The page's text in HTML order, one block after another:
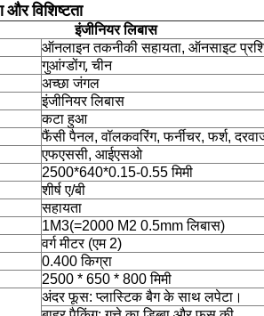
और विशिष्टता
इंजीनियर लिबास
ऑनलाइन तकनीकी सहायता, ऑनसाइट
गुआंग्डोंग, चीन
अच्छा जंगल
इंजीनियर लिबास
कटा हुआ
फैंसी पैनल, वॉलकवरिंग, फर्नीचर, फर्श,
एफएससी, आईएसओ
2500*640*0.15-0.55 मिमी
शीर्ष ए/बी
सहायता
1M3(=2000 M2 0.5mm लिबास)
वर्ग मीटर (एम 2)
0.400 किग्रा
2500 * 650 * 800 मिमी
अंदर फूस: प्लास्टिक बैग के साथ लपेटा।